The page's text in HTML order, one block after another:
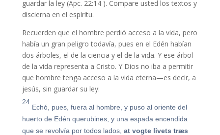
guardar la ley (Apc. 22:14 ). Compare usted los textos y
discierna en el espíritu.
Recuerden que el hombre perdió acceso a la vida, pero
había un gran peligro todavía, pues en el Edén habían
dos árboles, el de la ciencia y el de la vida. Y ese árbol
de la vida representa a Cristo. Y Dios no iba a permitir
que hombre tenga acceso a la vida eterna—es decir, a
jesús, sin guardar su ley:
24
Echó, pues, fuera al hombre, y puso al oriente del
huerto de Edén querubines, y una espada encendida
que se revolvía por todos lados, at vogte livets træs